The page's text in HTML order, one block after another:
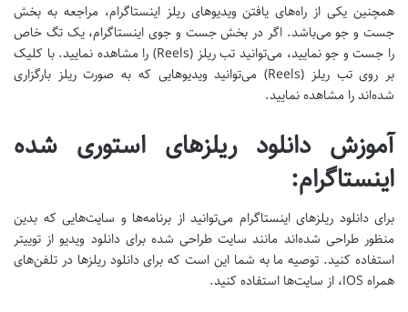
همچنین یکی از راه‌های یافتن ویدیوهای ریلز اینستاگرام، مراجعه به بخش
جست و جو می‌باشد. اگر در بخش جست و جوی اینستاگرام، یک تگ خاص
را جست و جو نمایید، می‌توانید تب ریلز (Reels) را مشاهده نمایید. با کلیک
بر روی تب ریلز (Reels) می‌توانید ویدیوهایی که به صورت ریلز بارگزاری
شده‌اند را مشاهده نمایید.
آموزش دانلود ریلزهای استوری شده
اینستاگرام:
برای دانلود ریلزهای اینستاگرام می‌توانید از برنامه‌ها و سایت‌هایی که بدین
منظور طراحی شده‌اند مانند سایت طراحی شده برای دانلود ویدیو از توییتر
استفاده کنید. توصیه ما به شما این است که برای دانلود ریلزها در تلفن‌های
همراه IOS، از سایت‌ها استفاده کنید.